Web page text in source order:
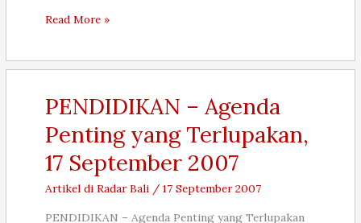
KARMA
24
2007
Read More »
PENDIDIKAN – Agenda
Penting yang Terlupakan,
17 September 2007
Artikel di Radar Bali /17 September 2007
PENDIDIKAN – Agenda Penting yang Terlupakan